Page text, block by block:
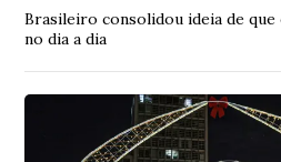
Brasileiro consolidou ideia de
no dia a dia